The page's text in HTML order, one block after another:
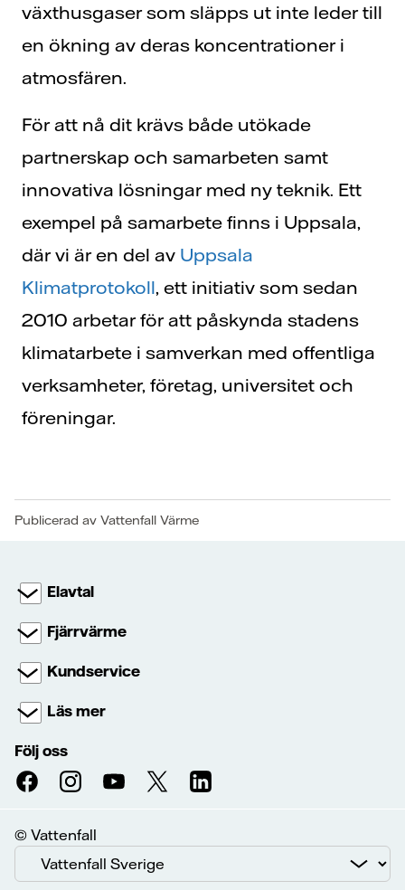
växthusgaser som släpps ut inte leder till
en ökning av deras koncentrationer i
atmosfären.
För att nå dit krävs både utökade
partnerskap och samarbeten samt
innovativa lösningar med ny teknik. Ett
exempel på samarbete finns i Uppsala,
där vi är en del av Uppsala
Klimatprotokoll, ett initiativ som sedan
2010 arbetar för att påskynda stadens
klimatarbete i samverkan med offentliga
verksamheter, företag, universitet och
föreningar.
Publicerad av Vattenfall Värme
Elavtal
Fjärrvärme
Kundservice
Läs mer
Följ oss
© Vattenfall